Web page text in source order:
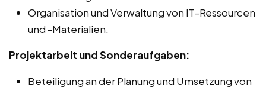
Organisation und Verwaltung von IT-Ressourcen
und -Materialien.
Projektarbeit und Sonderaufgaben:
Beteiligung an der Planung und Umsetzung von